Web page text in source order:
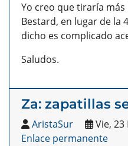
Yo creo que tiraría
Bestard, en lugar de la
dicho es complicado
Saludos.
Za: zapatillas
AristaSur
Vie, 23
Enlace permanente